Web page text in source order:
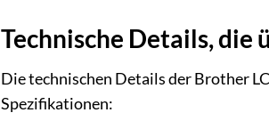
Technische Details, die
Die technischen Details der Brother
Spezifikationen: